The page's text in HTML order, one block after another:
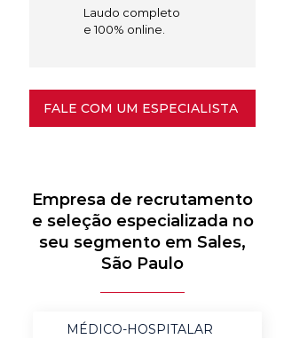
Laudo completo
e 100% online.
FALE COM UM ESPECIALISTA
Empresa de recrutamento
e seleção especializada no
seu segmento em Sales,
São Paulo
MÉDICO-HOSPITALAR